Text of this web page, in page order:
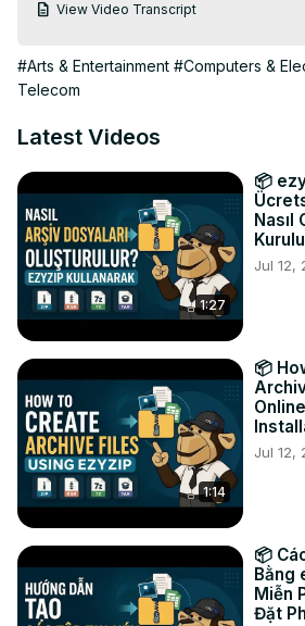
ezyZip.
чтобы открыть окно выбора
файл mkv прямо в ezyZip.
процесс конвертации, который
3. Нажмите «Сохранить файл
конвертированный файл MOV в
назначения.
#конвертировать #mkv #mov
TWITTER: https://twitter.com/ezyzip
FACEBOOK: https://
https://www.linkedin.com/
View Video Transcript
#Arts & Entertainment #Computers &
Telecom
Latest Videos
1:27
📦
Nasıl
Jul 12,
1:14
📦
Jul 12,
📦
Bằng
Miễn
Đặt